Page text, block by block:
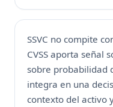
SSVC no compite
CVSS aporta señal
sobre probabilidad
integra en una
contexto del activo